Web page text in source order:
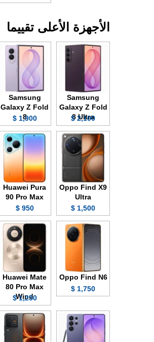
الأجهزة الأعلى تقييما
Samsung
Galaxy Z Fold
8 Ultra
2,100 $
Samsung
Galaxy Z Fold
8
1,900 $
Oppo Find X9
Ultra
1,500 $
Huawei Pura
90 Pro Max
950 $
Oppo Find N6
1,750 $
Huawei Mate
80 Pro Max
Wind
1,250 $